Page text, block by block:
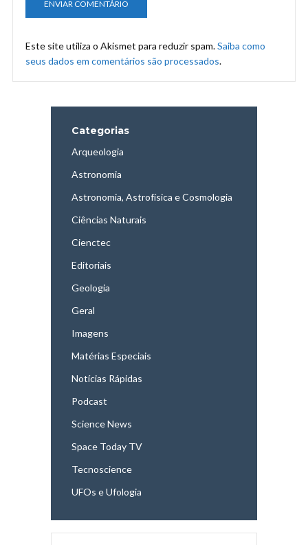
Este site utiliza o Akismet para reduzir spam.Saiba como
seus dados em comentários são processados.
Categorias
Arqueologia
Astronomia
Astronomia, Astrofísica e Cosmologia
Ciências Naturais
Cienctec
Editoriais
Geologia
Geral
Imagens
Matérias Especiais
Notícias Rápidas
Podcast
Science News
Space Today TV
Tecnoscience
UFOs e Ufologia